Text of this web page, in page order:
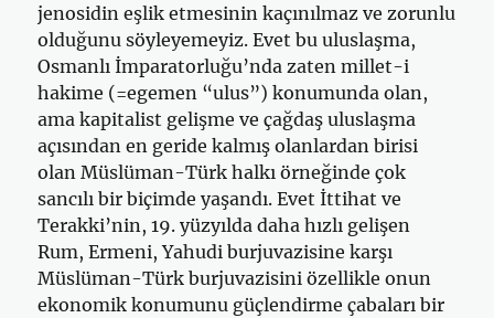
jenosidin eşlik etmesinin kaçınılmaz ve zorunlu
olduğunu söyleyemeyiz. Evet bu uluslaşma,
Osmanlı İmparatorluğu’nda zaten millet-i
hakime (=egemen “ulus”) konumunda olan,
ama kapitalist gelişme ve çağdaş uluslaşma
açısından en geride kalmış olanlardan birisi
olan Müslüman-Türk halkı örneğinde çok
sancılı bir biçimde yaşandı. Evet İttihat ve
Terakki’nin, 19. yüzyılda daha hızlı gelişen
Rum, Ermeni, Yahudi burjuvazisine karşı
Müslüman-Türk burjuvazisini özellikle onun
ekonomik konumunu güçlendirme çabaları bir